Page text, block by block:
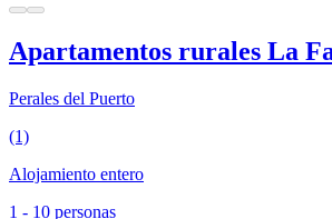
Apartamentos rurales La
Perales del Puerto
(1)
Alojamiento entero
1 - 10 personas